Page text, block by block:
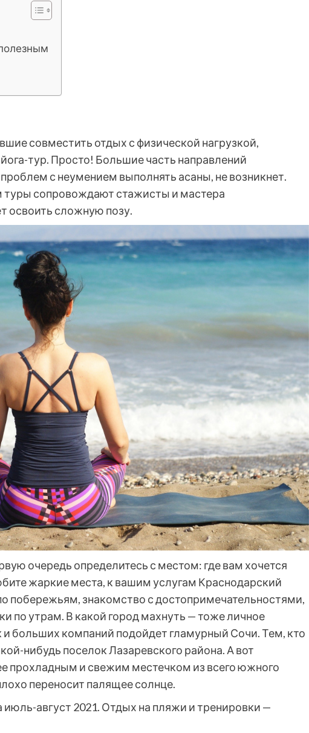
совместить отдых с физической нагрузкой,
тур. Просто! Большие часть направлений
с неумением выполнять асаны, не возникнет.
сопровождают стажисты и мастера
освоить сложную позу.
очередь определитесь с местом: где вам хочется
жаркие места, к вашим услугам Краснодарский
побережьям, знакомство с достопримечательностями,
по утрам. В какой город махнуть — тоже личное
больших компаний подойдет гламурный Сочи. Тем, кто
нибудь поселок Лазаревского района. А вот
прохладным и свежим местечком из всего южного
переносит палящее солнце.
июль-август 2021. Отдых на пляжи и тренировки —